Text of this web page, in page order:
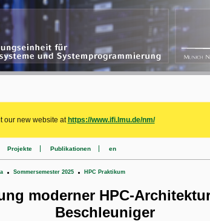
our new website at https://www.ifi.lmu.de/nm/
Projekte Publikationen en
. Sommersemester 2025 . HPC Praktikum
moderner HPC-
Beschleuniger